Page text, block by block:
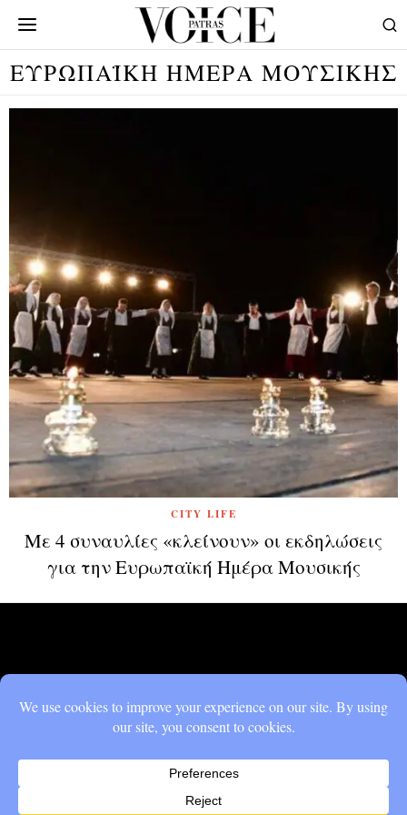
ΕΥΡΩΠΑΪΚΗ ΗΜΕΡΑ ΜΟΥΣΙΚΗΣ
CITY LIFE
Με 4 συναυλίες «κλείνουν» οι εκδηλώσεις
για την Ευρωπαϊκή Ημέρα Μουσικής